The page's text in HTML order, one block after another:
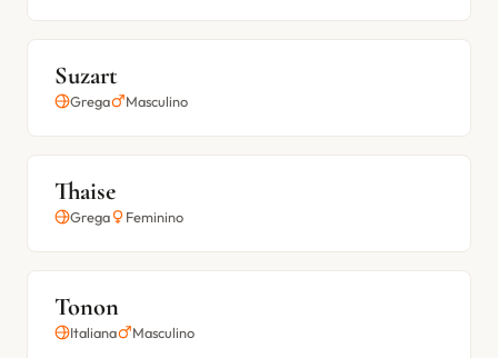
Suzart
Grega Masculino
Thaise
Grega Feminino
Tonon
Italiana Masculino